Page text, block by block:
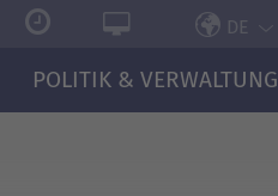
DE
POLITIK & VERWALTUNG